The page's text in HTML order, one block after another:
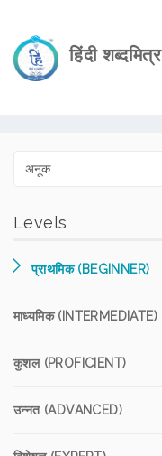
हिंदी शब्दमित्र
Levels
प्राथमिक (BEGINNER)
माध्यमिक (INTERMEDIATE)
कुशल (PROFICIENT)
उन्नत (ADVANCED)